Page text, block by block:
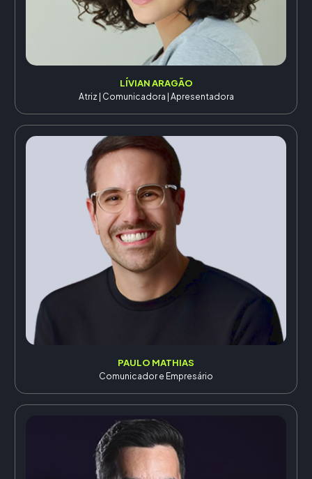
LÍVIAN ARAGÃO
Atriz | Comunicadora | Apresentadora
PAULO MATHIAS
Comunicador e Empresário